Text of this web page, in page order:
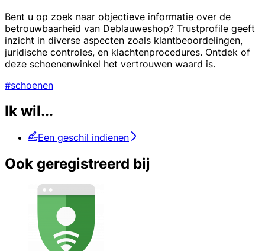
Bent u op zoek naar objectieve informatie over de
betrouwbaarheid van Deblauweshop? Trustprofile geeft
inzicht in diverse aspecten zoals klantbeoordelingen,
juridische controles, en klachtenprocedures. Ontdek of
deze schoenenwinkel het vertrouwen waard is.
#schoenen
Ik wil...
Een geschil indienen
Ook geregistreerd bij